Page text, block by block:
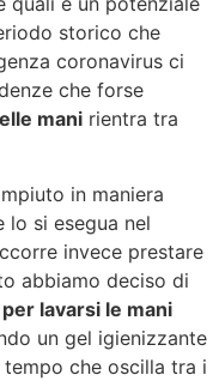
storico che
coronavirus ci
che forse
mani rientra tra
in maniera
lo si esegua nel
invece prestare
abbiamo deciso di
lavarsi le mani
un gel igienizzante
che oscilla tra i